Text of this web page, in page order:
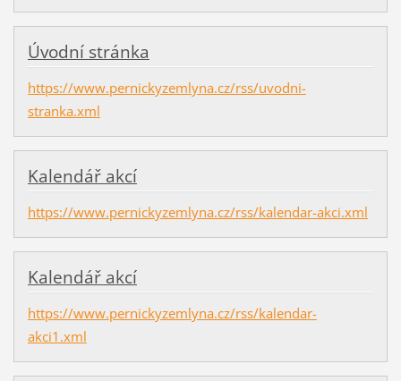
Úvodní stránka
https://www.pernickyzemlyna.cz/rss/uvodni-
stranka.xml
Kalendář akcí
https://www.pernickyzemlyna.cz/rss/kalendar-akci.xml
Kalendář akcí
https://www.pernickyzemlyna.cz/rss/kalendar-
akci1.xml